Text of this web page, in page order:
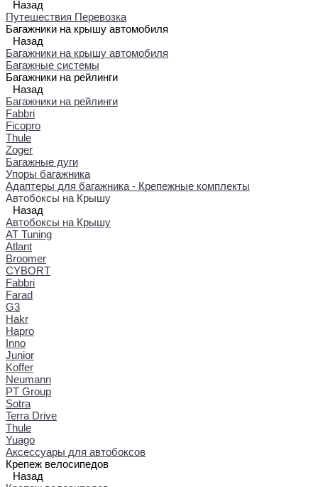
Назад
Путешествия Перевозка
Багажники на крышу автомобиля
Назад
Багажники на крышу автомобиля
Багажные системы
Багажники на рейлинги
Назад
Багажники на рейлинги
Fabbri
Ficopro
Thule
Zoger
Багажные дуги
Упоры багажника
Адаптеры для багажника - Крепежные комплекты
Автобоксы на Крышу
Назад
Автобоксы на Крышу
AT Tuning
Atlant
Broomer
CYBORT
Fabbri
Farad
G3
Hakr
Hapro
Inno
Junior
Koffer
Neumann
PT Group
Sotra
Terra Drive
Thule
Yuago
Аксессуары для автобоксов
Крепеж велосипедов
Назад